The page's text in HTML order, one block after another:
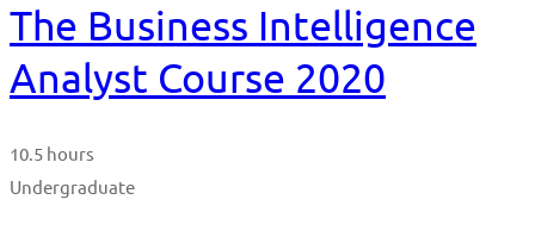
The Business Intelligence
Analyst Course 2020
10.5 hours
Undergraduate